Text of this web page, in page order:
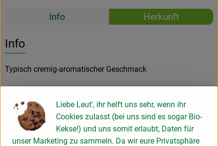
Rezepte
Info Herkunft
Info
Typisch cremig-aromatischer Geschmack
Produktinformationen
Zutaten
Liebe Leut', ihr helft uns sehr, wenn ihr
Cookies zulasst (bei uns sind es sogar Bio-
Kekse!) und uns somit erlaubt, Daten für
unser Marketing zu sammeln. Da wir eure Privatsphäre